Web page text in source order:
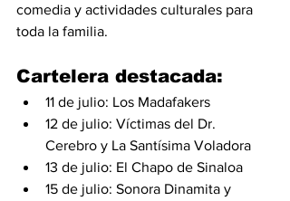
comedia y actividades culturales para
toda la familia.
Cartelera destacada:
11 de julio: Los Madafakers
12 de julio: Víctimas del Dr.
Cerebro y La Santísima Voladora
13 de julio: El Chapo de Sinaloa
15 de julio: Sonora Dinamita y